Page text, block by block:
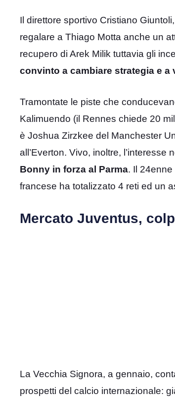
Il direttore sportivo Cristiano
regalare a Thiago Motta anche un
recupero di Arek Milik tuttavia gli
convinto a cambiare strategia e a
Tramontate le piste che
Kalimuendo (il Rennes chiede 20
è Joshua Zirzkee del Manchester
all’Everton. Vivo, inoltre, l’interesse
Bonny in forza al Parma. Il
francese ha totalizzato 4 reti ed un
Mercato Juventus,
La Vecchia Signora, a gennaio,
prospetti del calcio internazionale: